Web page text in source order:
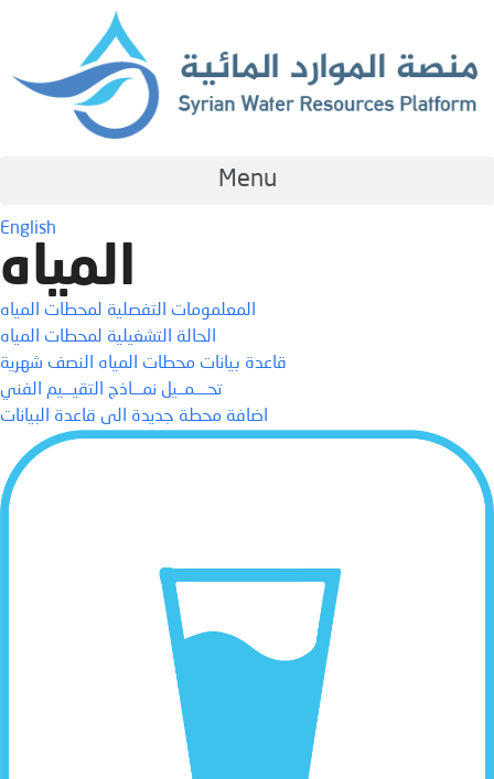
Menu
English
المياه
المعلمومات التفصلية لمحطات المياه
الحالة التشغيلية لمحطات المياه
قاعدة بيانات محطات المياه النصف شهرية
تحــــمــيل نمـــاذج التقيـــيم الفني
اضافة محطة جديدة الى قاعدة البيانات